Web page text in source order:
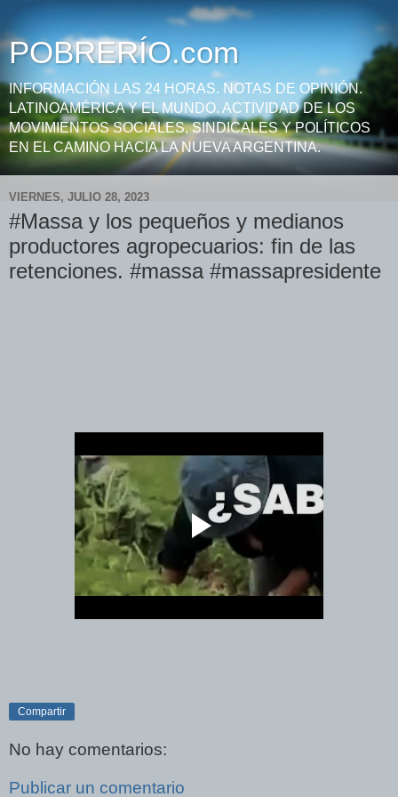
POBRERÍO.com
INFORMACIÓN LAS 24 HORAS. NOTAS DE OPINIÓN.
LATINOAMÉRICA Y EL MUNDO. ACTIVIDAD DE LOS
MOVIMIENTOS SOCIALES, SINDICALES Y POLÍTICOS
EN EL CAMINO HACIA LA NUEVA ARGENTINA.
VIERNES, JULIO 28, 2023
#Massa y los pequeños y medianos
productores agropecuarios: fin de las
retenciones. #massa #massapresidente
Compartir
No hay comentarios:
Publicar un comentario